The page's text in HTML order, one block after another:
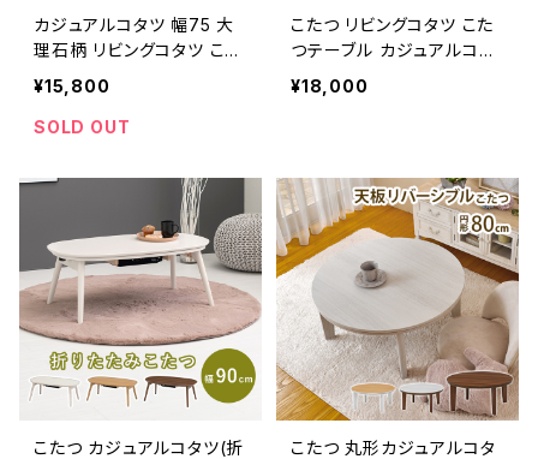
カジュアルコタツ 幅75 大
理石柄 リビングコタツ こた
つ こたつテーブル ローテー
ブル リビングテーブル 天然
木 一人暮らし 新生活
¥15,800
SOLD OUT
こたつ リビングコタツ こた
つテーブル カジュアルコタ
ツ ローテーブル リビングテ
ーブル 木製 幅75cm
¥18,000
こたつ カジュアルコタツ(折
こたつ 丸形カジュアルコタ